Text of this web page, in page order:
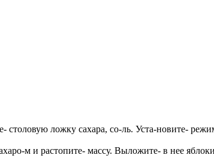
ложку сахара, со-ль. Уста-новите-
м и растопите- массу. Выложите- в нее